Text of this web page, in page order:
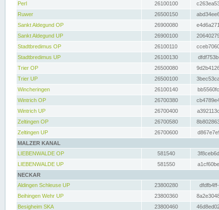
Perl
26100100
Ruwer
26500150
Sankt Aldegund OP
26900080
Sankt Aldegund UP
26900100
Stadtbredimus OP
26100110
Stadtbredimus UP
26100130
Trier OP
26500080
Trier UP
26500100
Wincheringen
26100140
Wintrich OP
26700380
Wintrich UP
26700400
Zeltingen OP
26700580
Zeltingen UP
26700600
MALZER KANAL
LIEBENWALDE OP
581540
LIEBENWALDE UP
581550
NECKAR
Aldingen Schleuse UP
23800280
Beihingen Wehr UP
23800360
Besigheim SKA
23800460